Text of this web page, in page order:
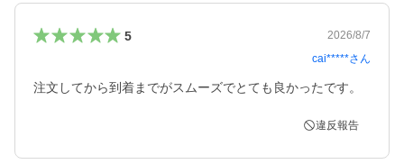
5
2026/8/7
cai*****さん
注文してから到着までがスムーズでとても良かったです。
違反報告